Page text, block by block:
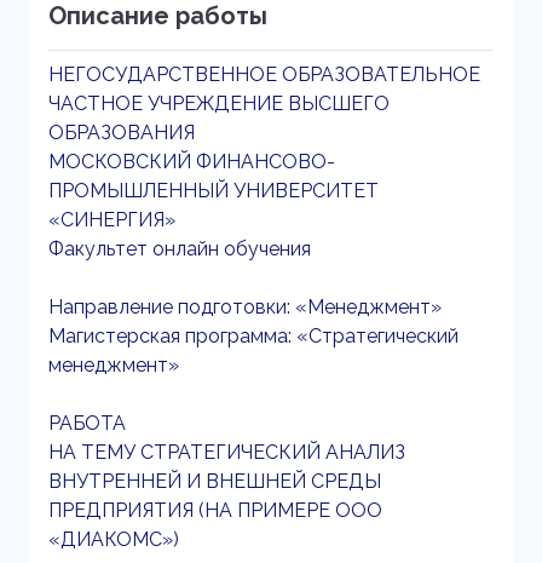
Описание работы
НЕГОСУДАРСТВЕННОЕ ОБРАЗОВАТЕЛЬНОЕ
ЧАСТНОЕ УЧРЕЖДЕНИЕ ВЫСШЕГО
ОБРАЗОВАНИЯ
МОСКОВСКИЙ ФИНАНСОВО-
ПРОМЫШЛЕННЫЙ УНИВЕРСИТЕТ
«СИНЕРГИЯ»
Факультет онлайн обучения
Направление подготовки: «Менеджмент»
Магистерская программа: «Стратегический
менеджмент»
РАБОТА
НА ТЕМУ СТРАТЕГИЧЕСКИЙ АНАЛИЗ
ВНУТРЕННЕЙ И ВНЕШНЕЙ СРЕДЫ
ПРЕДПРИЯТИЯ (НА ПРИМЕРЕ ООО
«ДИАКОМС»)